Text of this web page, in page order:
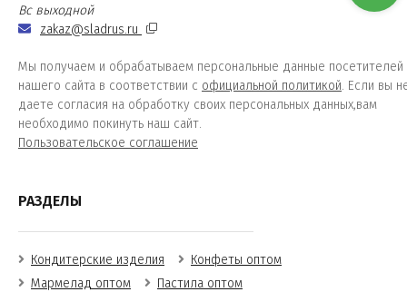
Вс выходной
zakaz@sladrus.ru
Мы получаем и обрабатываем персональные данные посетителей
нашего сайта в соответствии с официальной политикой. Если вы
даете согласия на обработку своих персональных данных,вам
необходимо покинуть наш сайт.
Пользовательское соглашение
РАЗДЕЛЫ
Кондитерские изделия
Конфеты оптом
Мармелад оптом
Пастила оптом